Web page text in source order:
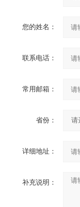
您的姓名：
联系电话：
常用邮箱：
省份：
详细地址：
补充说明：